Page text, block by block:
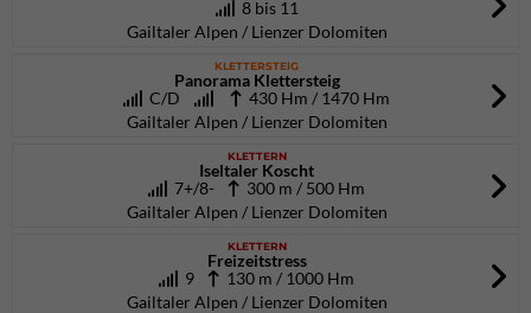
8 bis 11
Gailtaler Alpen / Lienzer Dolomiten
KLETTERSTEIG
Panorama Klettersteig
C/D
430 Hm / 1470 Hm
Gailtaler Alpen / Lienzer Dolomiten
KLETTERN
Iseltaler Koscht
7+/8-
300 m / 500 Hm
Gailtaler Alpen / Lienzer Dolomiten
KLETTERN
Freizeitstress
9
130 m / 1000 Hm
Gailtaler Alpen / Lienzer Dolomiten